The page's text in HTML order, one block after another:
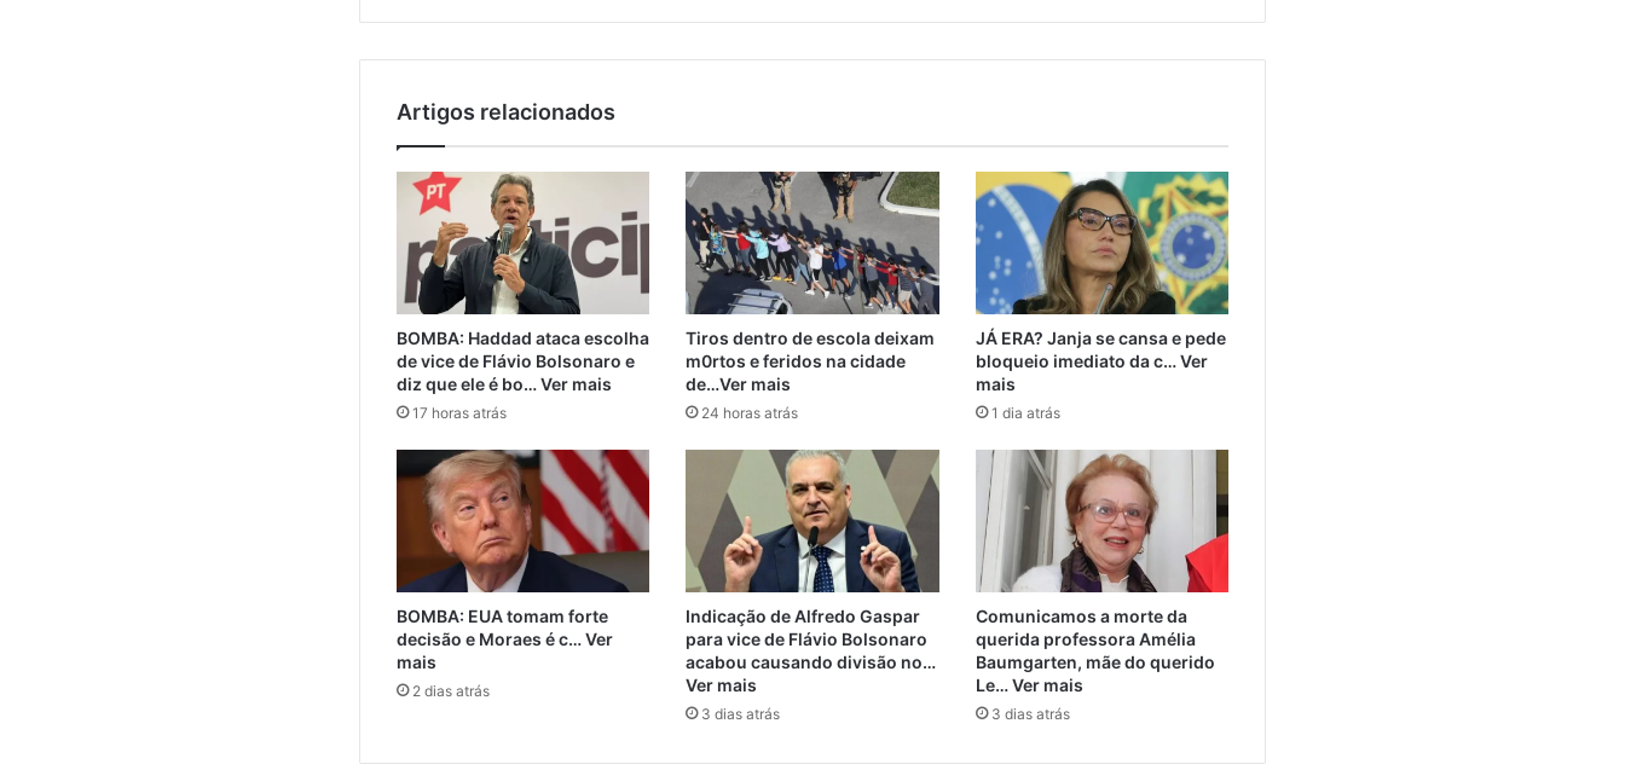
Artigos relacionados
BOMBA: Haddad ataca escolha
de vice de Flávio Bolsonaro e
diz que ele é bo… Ver mais
17 horas atrás
Tiros dentro de escola deixam
m0rtos e feridos na cidade
de…Ver mais
24 horas atrás
JÁ ERA? Janja se cansa e pede
bloqueio imediato da c… Ver
mais
1 dia atrás
BOMBA: EUA tomam forte
decisão e Moraes é c… Ver
mais
2 dias atrás
Indicação de Alfredo Gaspar
para vice de Flávio Bolsonaro
acabou causando divisão no…
Ver mais
3 dias atrás
Comunicamos a morte da
querida professora Amélia
Baumgarten, mãe do querido
Le… Ver mais
3 dias atrás